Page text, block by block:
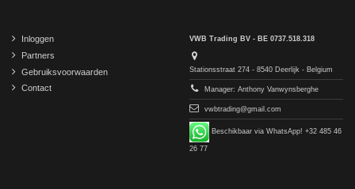
Inloggen
Partners
Gebruiksvoorwaarden
Contact
VWB Trading BV - BE 0737.518.318
Stationsstraat 274 - 8540 Deerlijk - Belgium
Manager: Anthony Vanwynsberghe
vwbtrading@gmail.com
Beschikbaar via WhatsApp! +32 485 46
26 77